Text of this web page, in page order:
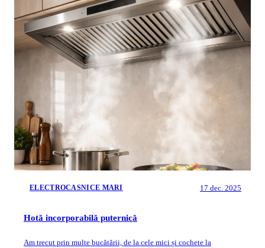
ELECTROCASNICE MARI 17 dec. 2025
Hotă incorporabilă puternică
Am trecut prin multe bucătării, de la cele mici și cochete la